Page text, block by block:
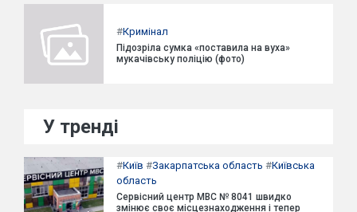
#Кримінал
Підозріла сумка «поставила на вуха»
мукачівську поліцію (фото)
У тренді
#Київ #Закарпатська область #Київська
область
Сервісний центр МВС № 8041 швидко
змінює своє місцезнаходження і тепер